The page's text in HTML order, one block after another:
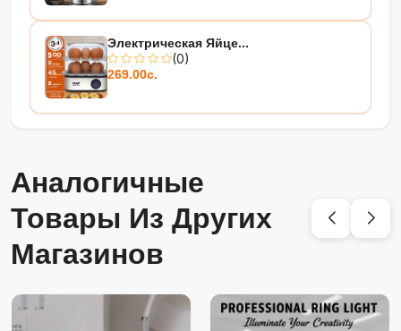
Электрическая Яйце...
(0)
269.00с.
Аналогичные
Товары Из Других
Магазинов